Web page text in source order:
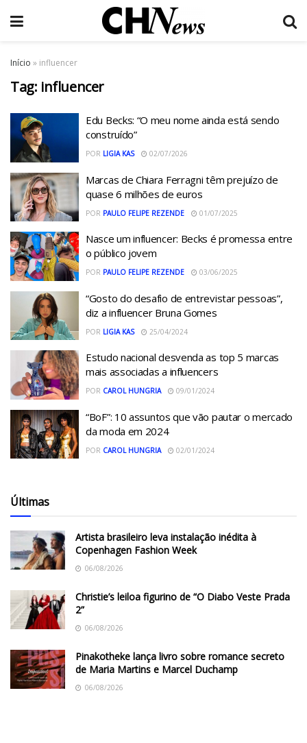
Início » influencer
Tag: influencer
Edu Becks: “O meu nome ainda está sendo
construído”
POR LIGIA KAS 02/07/2026
Marcas de Chiara Ferragni têm prejuízo de
quase 6 milhões de euros
POR PAULO FELIPE REZENDE 01/07/2025
Nasce um influencer: Becks é promessa entre
o público jovem
POR PAULO FELIPE REZENDE 03/06/2025
“Gosto do desafio de entrevistar pessoas”,
diz a influencer Bruna Gomes
POR LIGIA KAS 25/04/2024
Estudo nacional desvenda as top 5 marcas
mais associadas a influencers
POR CAROL HUNGRIA 09/01/2024
“BoF”: 10 assuntos que vão pautar o mercado
da moda em 2024
POR CAROL HUNGRIA 02/01/2024
Últimas
Artista brasileiro leva instalação inédita à
Copenhagen Fashion Week
06/08/2026
Christie’s leiloa figurino de “O Diabo Veste Prada
2”
06/08/2026
Pinakotheke lança livro sobre romance secreto
de Maria Martins e Marcel Duchamp
06/08/2026